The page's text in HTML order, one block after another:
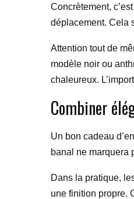
Concrètement,
déplacement. Cela
Attention tout de
modèle noir ou
chaleureux.
Combiner
Un bon cadeau
banal ne marquera
Dans la pratique,
une finition propre.